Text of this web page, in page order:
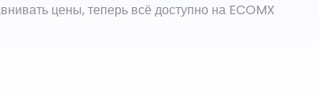
цены, теперь всё доступно на ECOMX